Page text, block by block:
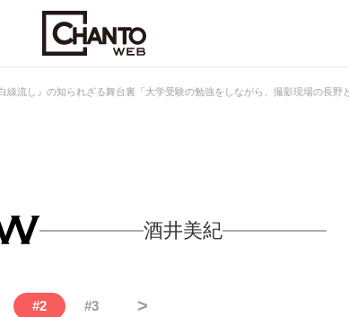
線流し』の知られざる舞台裏「大学受験の勉強をしながら、撮影現場の長野
酒井美紀
#2 #3 >